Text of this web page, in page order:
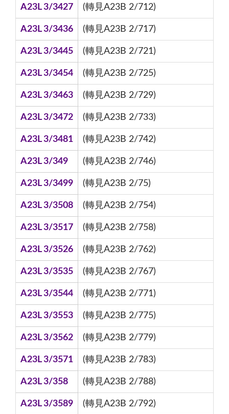
A23L 3/3427 (轉見A23B 2/712)
A23L 3/3436 (轉見A23B 2/717)
A23L 3/3445 (轉見A23B 2/721)
A23L 3/3454 (轉見A23B 2/725)
A23L 3/3463 (轉見A23B 2/729)
A23L 3/3472 (轉見A23B 2/733)
A23L 3/3481 (轉見A23B 2/742)
A23L 3/349 (轉見A23B 2/746)
A23L 3/3499 (轉見A23B 2/75)
A23L 3/3508 (轉見A23B 2/754)
A23L 3/3517 (轉見A23B 2/758)
A23L 3/3526 (轉見A23B 2/762)
A23L 3/3535 (轉見A23B 2/767)
A23L 3/3544 (轉見A23B 2/771)
A23L 3/3553 (轉見A23B 2/775)
A23L 3/3562 (轉見A23B 2/779)
A23L 3/3571 (轉見A23B 2/783)
A23L 3/358 (轉見A23B 2/788)
A23L 3/3589 (轉見A23B 2/792)